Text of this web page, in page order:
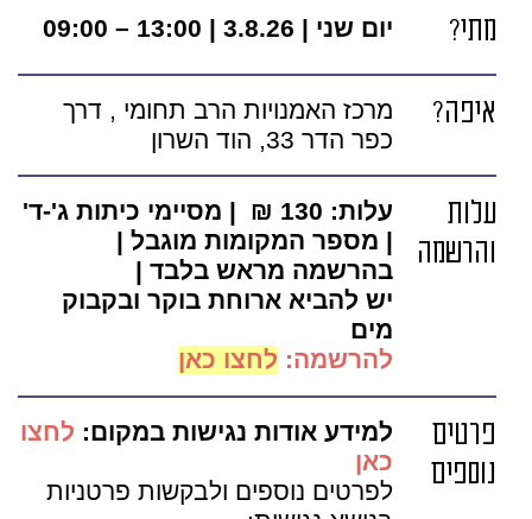
מתי? יום שני | 3.8.26 | 13:00 – 09:00
איפה?
מרכז האמנויות הרב תחומי , דרך
כפר הדר 33, הוד השרון
עלות
והרשמה
עלות: 130 ₪ | מסיימי כיתות ג'-ד'
| מספר המקומות מוגבל |
בהרשמה מראש בלבד |
יש להביא ארוחת בוקר ובקבוק
מים
להרשמה: לחצו כאן
פרטים
נוספים
למידע אודות נגישות במקום: לחצו
כאן
לפרטים נוספים ולבקשות פרטניות